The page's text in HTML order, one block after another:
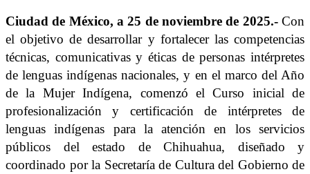
Ciudad de México, a 25 de noviembre de 2025.-Con
el objetivo de desarrollar y fortalecer las competencias
técnicas, comunicativas y éticas de personas intérpretes
de lenguas indígenas nacionales, y en el marco del Año
de la Mujer Indígena, comenzó el Curso inicial de
profesionalización y certificación de intérpretes de
lenguas indígenas para la atención en los servicios
públicos del estado de Chihuahua, diseñado y
coordinado por la Secretaría de Cultura del Gobierno de